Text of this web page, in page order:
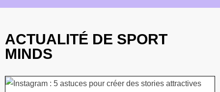
ACTUALITÉ DE SPORT
MINDS